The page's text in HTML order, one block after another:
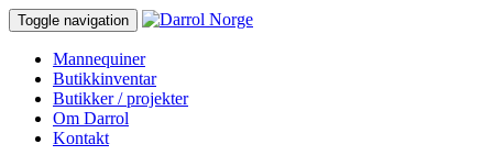
Toggle navigation
Mannequiner
Butikkinventar
Butikker / projekter
Om Darrol
Kontakt